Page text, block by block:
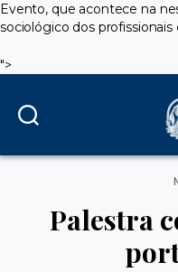
Evento, que acontece na
sociológico dos profissionais
">
Palestra